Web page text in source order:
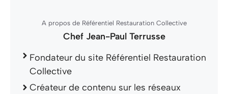
A propos de Référentiel Restauration Collective
Chef Jean-Paul Terrusse
Fondateur du site Référentiel Restauration
Collective
Créateur de contenu sur les réseaux